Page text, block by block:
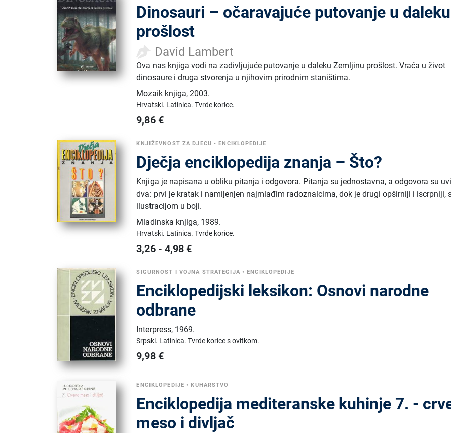
Dinosauri – očaravajuće putovanje u daleku
prošlost
David Lambert
Ova nas knjiga vodi na zadivljujuće putovanje u daleku Zemljinu prošlost. Vraća u život
dinosaure i druga stvorenja u njihovim prirodnim staništima.
Mozaik knjiga,2003.
Hrvatski. Latinica.Tvrde korice.
9,86 €
KNJIŽEVNOST ZA DJECU •ENCIKLOPEDIJE
Dječja enciklopedija znanja – Što?
Knjiga je napisana u obliku pitanja i odgovora. Pitanja su jednostavna, a odgovora su
dva: prvi je kratak i namijenjen najmlađim radoznalcima, dok je drugi opširniji i iscrpniji,
ilustracijom u boji.
Mladinska knjiga, 1989.
Hrvatski. Latinica.Tvrde korice.
3,26 -4,98 €
SIGURNOST I VOJNA STRATEGIJA •ENCIKLOPEDIJE
Enciklopedijski leksikon: Osnovi narodne
odbrane
Interpress, 1969.
Srpski. Latinica.Tvrde korice s ovitkom.
9,98 €
ENCIKLOPEDIJE •KUHARSTVO
Enciklopedija mediteranske kuhinje 7. -
meso i divljač